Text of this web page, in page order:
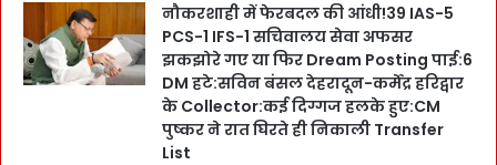
नौकरशाही में फेरबदल की आंधी!39 IAS-5
PCS-1 IFS-1 सचिवालय सेवा अफसर
झकझोरे गए या फिर Dream Posting पाई:6
DM हटे:सविन बंसल देहरादून-कर्मेंद्र हरिद्वार
के Collector:कई दिग्गज हलके हुए:CM
पुष्कर ने रात घिरते ही निकाली Transfer
List